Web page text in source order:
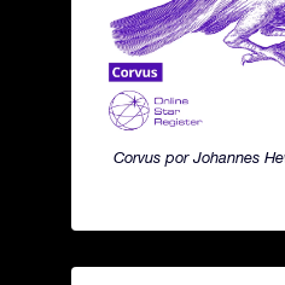
Corvus por Johannes